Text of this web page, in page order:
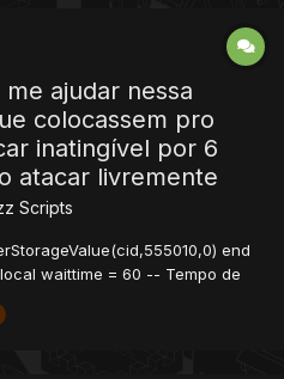
ajudar nessa
colocassem pro
inatingível por 6
atacar livremente
Scripts
end
waittime = 60 -- Tempo de
teleportado local Tile2 = {x =